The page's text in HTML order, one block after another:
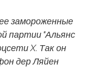
замороженные
партии "Альянс
X. Так он
дер Ляйен